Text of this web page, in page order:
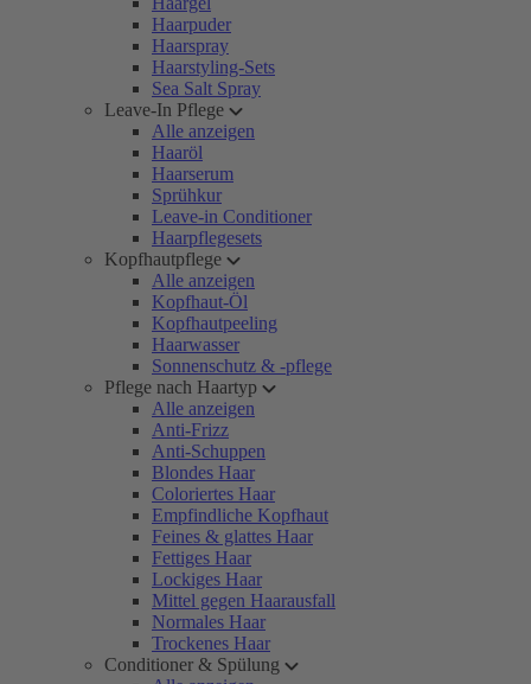
Haarpuder
Haarspray
Haarstyling-Sets
Sea Salt Spray
Leave-In Pflege
Alle anzeigen
Haaröl
Haarserum
Sprühkur
Leave-in Conditioner
Haarpflegesets
Kopfhautpflege
Alle anzeigen
Kopfhaut-Öl
Kopfhautpeeling
Haarwasser
Sonnenschutz & -pflege
Pflege nach Haartyp
Alle anzeigen
Anti-Frizz
Anti-Schuppen
Blondes Haar
Coloriertes Haar
Empfindliche Kopfhaut
Feines & glattes Haar
Fettiges Haar
Lockiges Haar
Mittel gegen Haarausfall
Normales Haar
Trockenes Haar
Conditioner & Spülung